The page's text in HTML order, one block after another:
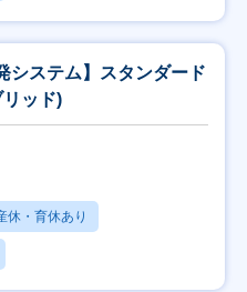
システム】スタンダード
リッド)
休・育休あり